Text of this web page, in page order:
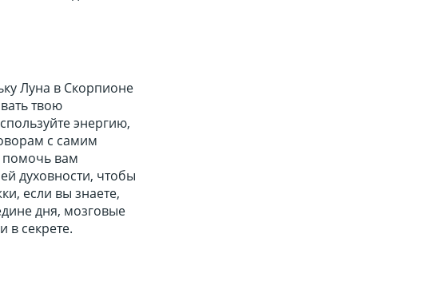
Луна в Скорпионе
твою
энергию,
с самим
помочь вам
духовности, чтобы
если вы знаете,
дня, мозговые
в секрете.